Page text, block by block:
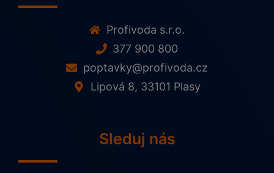
Profivoda s.r.o.
377 900 800
poptavky@profivoda.cz
Lipová 8, 33101 Plasy
Sleduj nás